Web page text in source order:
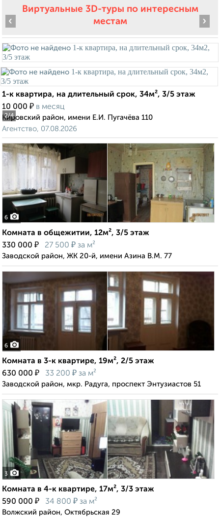
Виртуальные 3D-туры по интересным
местам
2/4
‹ ›
1-к квартира, на длительный срок, 34м², 3/5 этаж
10 000 ₽ в месяц
Кировский район, имени Е.И. Пугачёва 110
Агентство, 07.08.2026
6
Комната в общежитии, 12м², 3/5 этаж
330 000 ₽ 27 500 ₽ за м²
Заводской район, ЖК 20-й, имени Азина В.М. 77
6
Комната в 3-к квартире, 19м², 2/5 этаж
630 000 ₽ 33 200 ₽ за м²
Заводской район, мкр. Радуга, проспект Энтузиастов 51
3
Комната в 4-к квартире, 17м², 3/3 этаж
590 000 ₽ 34 800 ₽ за м²
Волжский район, Октябрьская 29